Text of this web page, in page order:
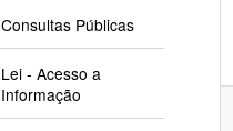
Consultas Públicas
Lei - Acesso a
Informação